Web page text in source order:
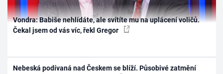
Vondra: Babiše nehlídáte, ale svítíte mu na uplácení voličů.
Čekal jsem od vás víc, řekl Gregor
Nebeská podívaná nad Českem se blíží. Působivé zatmění